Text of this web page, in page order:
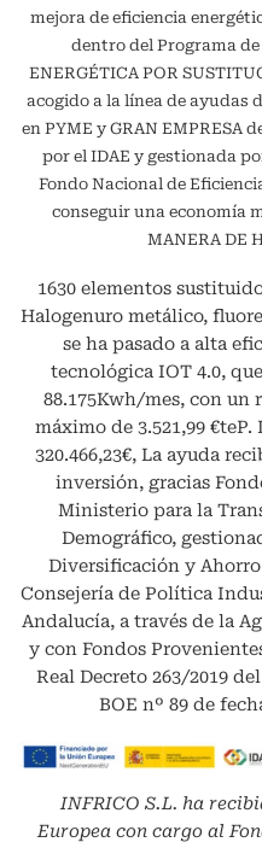
mejora de eficiencia
dentro del Programa de
ENERGÉTICA POR
acogido a la línea de ayudas
en PYME y GRAN
por el IDAE y gestionada
Fondo Nacional de
conseguir una economía
MANERA DE
1630 elementos
Halogenuro metálico,
se ha pasado a alta
tecnológica IOT 4.0,
88.175Kwh/mes, con
máximo de 3.521,99
320.466,23€, La ayuda
inversión, gracias
Ministerio para la
Demográfico,
Diversificación y
Consejería de Política
Andalucía, a través de la
y con Fondos
Real Decreto 263/2019
BOE nº 89 de
INFRICO S.L. ha
Europea con cargo al